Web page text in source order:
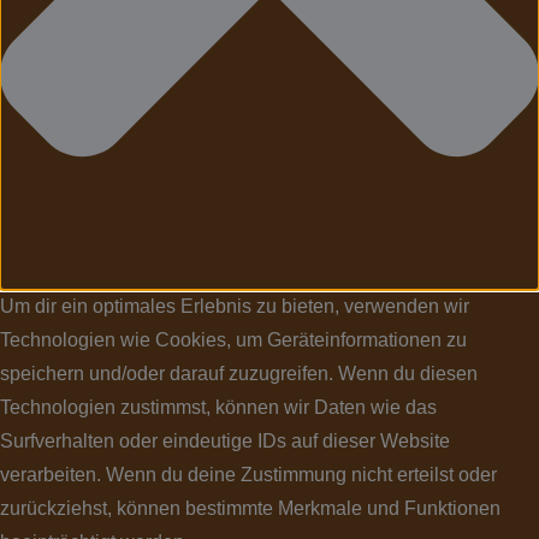
Um dir ein optimales Erlebnis zu bieten, verwenden wir
Technologien wie Cookies, um Geräteinformationen zu
speichern und/oder darauf zuzugreifen. Wenn du diesen
Technologien zustimmst, können wir Daten wie das
Surfverhalten oder eindeutige IDs auf dieser Website
verarbeiten. Wenn du deine Zustimmung nicht erteilst oder
zurückziehst, können bestimmte Merkmale und Funktionen